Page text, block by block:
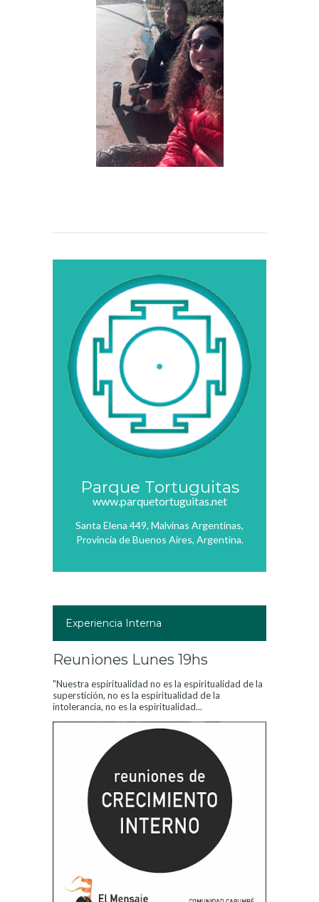
Parque Tortuguitas
www.parquetortuguitas.net
Santa Elena 449, Malvinas Argentinas,
Provincia de Buenos Aires, Argentina.
Experiencia Interna
Reuniones Lunes 19hs
"Nuestra espiritualidad no es la espiritualidad de la
superstición, no es la espiritualidad de la
intolerancia, no es la espiritualidad...